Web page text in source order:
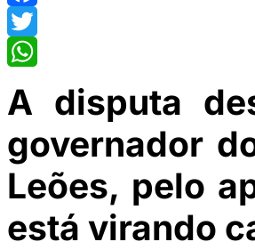
Facebook
Twitter
A disputa
governador
Leões, pelo
está virando